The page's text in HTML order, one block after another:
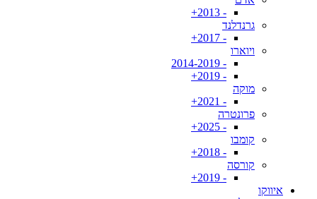
- 2013+
גרנדלנד
- 2017+
ויוארו
- 2014-2019
- 2019+
מוקה
- 2021+
פרונטרה
- 2025+
קומבו
- 2018+
קורסה
- 2019+
איווקו